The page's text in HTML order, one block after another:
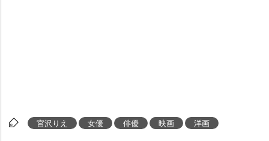
宮沢りえ 女優 俳優 映画 洋画